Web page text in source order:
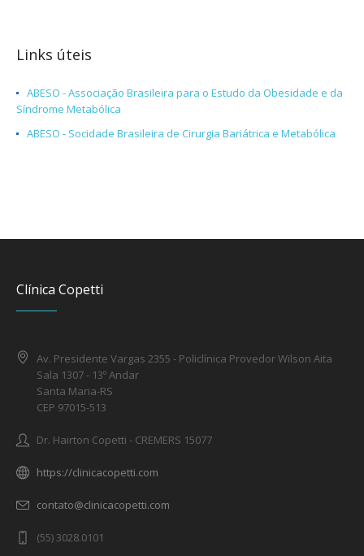
Links úteis
ABESO - Associação Brasileira para o Estudo da Obesidade e da
Síndrome Metabólica
ABESO - Socidade Brasileira de Cirurgia Bariátrica e Metabólica
Clínica Copetti
Av. Presidente Vargas 2355 - Policlínica Provedor Wilson Aita
Sala 1307 - 13º Andar
Santa Maria-RS
CEP 97015-513
Dr. Hairton Copetti - CREMERS 15077
https://clinicacopetti.com
contato@clinicacopetti.com
(55) 3028.0101